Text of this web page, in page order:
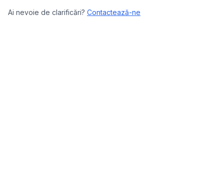
Ai nevoie de clarificări? Contactează-ne